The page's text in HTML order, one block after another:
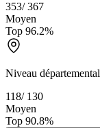
353/367
Moyen
Top 96.2%
Niveau départemental
118/ 130
Moyen
Top 90.8%